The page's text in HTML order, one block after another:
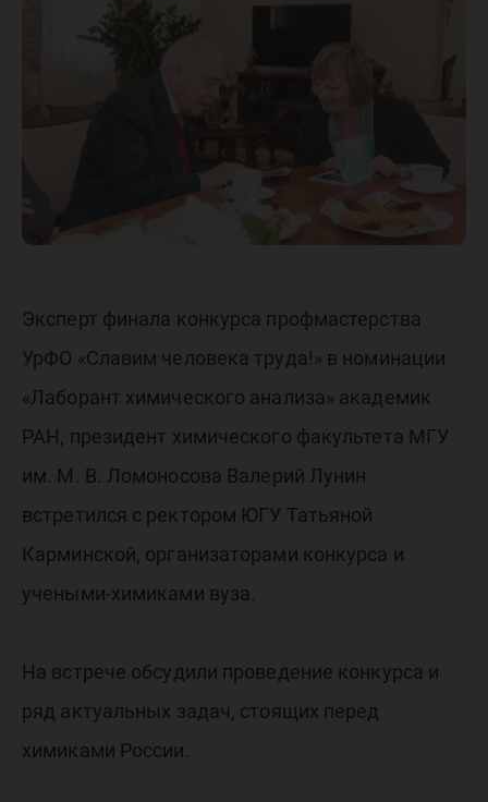
Эксперт финала конкурса профмастерства
УрФО «Славим человека труда!» в номинации
«Лаборант химического анализа» академик
РАН, президент химического факультета МГУ
им. М. В. Ломоносова Валерий Лунин
встретился с ректором ЮГУ Татьяной
Карминской, организаторами конкурса и
учеными-химиками вуза.
На встрече обсудили проведение конкурса и
ряд актуальных задач, стоящих перед
химиками России.